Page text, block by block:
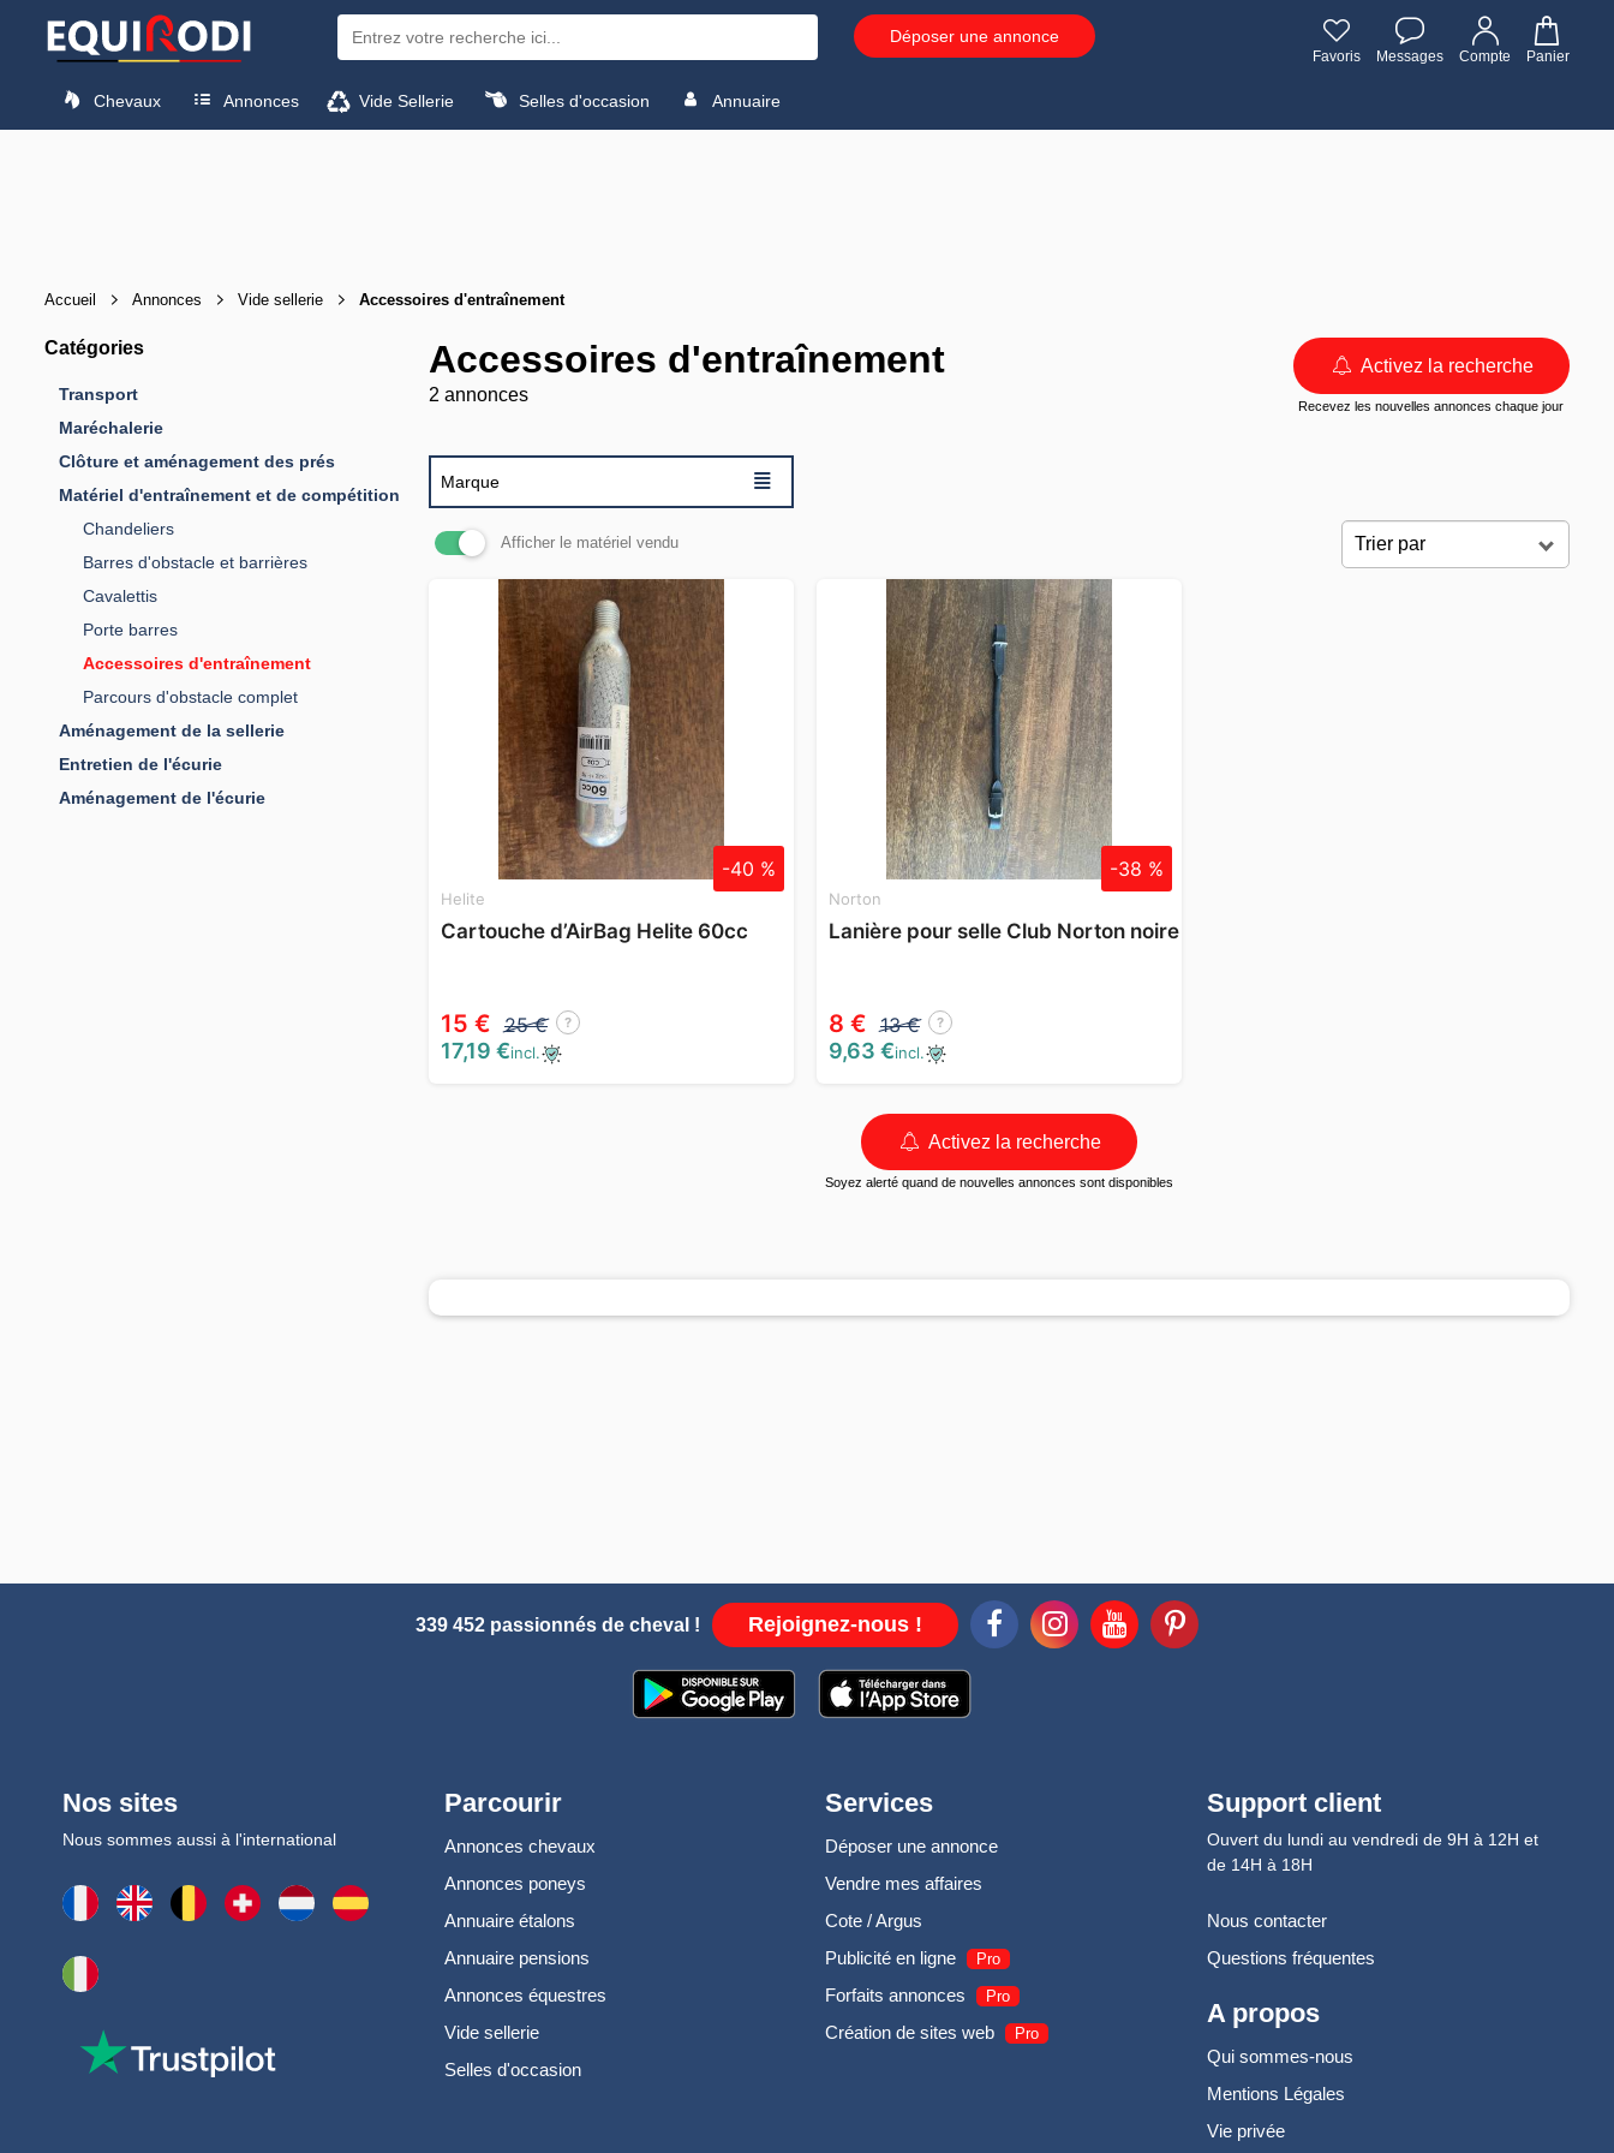
Déposer une annonce
Favoris Messages Compte Panier
Chevaux Annonces Vide Sellerie Selles d'occasion Annuaire
Accueil Annonces Vide sellerie Accessoires d'entraînement
Catégories
Transport
Maréchalerie
Clôture et aménagement des prés
Matériel d'entraînement et de compétition
Chandeliers
Barres d'obstacle et barrières
Cavalettis
Porte barres
Accessoires d'entraînement
Parcours d'obstacle complet
Aménagement de la sellerie
Entretien de l'écurie
Aménagement de l'écurie
Accessoires d'entraînement
2 annonces
Activez la recherche
Recevez les nouvelles annonces chaque jour
Marque ≣
Afficher le matériel vendu
Helite
Cartouche d’AirBag Helite 60cc
15 € 25 € ?
-40 %
17,19 €incl.
Norton
Lanière pour selle Club Norton noire
8 € 13 € ?
-38 %
9,63 €incl.
Activez la recherche
Soyez alerté quand de nouvelles annonces sont disponibles
339 452 passionnés de cheval ! Rejoignez-nous !
Nos sites
Nous sommes aussi à l'international
Parcourir
Annonces chevaux
Annonces poneys
Annuaire étalons
Annuaire pensions
Annonces équestres
Vide sellerie
Selles d'occasion
Services
Déposer une annonce
Vendre mes affaires
Cote / Argus
Publicité en ligne
Pro
Forfaits annonces Pro
Création de sites web Pro
Support client
Ouvert du lundi au vendredi de 9H à 12H et
de 14H à 18H
Nous contacter
Questions fréquentes
A propos
Qui sommes-nous
Mentions Légales
Vie privée